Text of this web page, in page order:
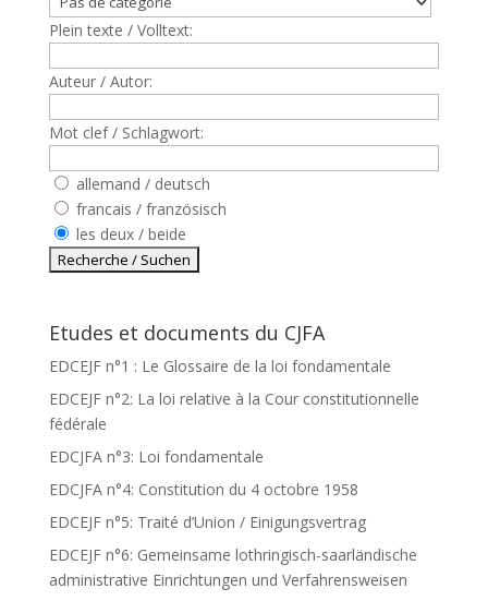
Plein texte / Volltext:
Auteur / Autor:
Mot clef / Schlagwort:
allemand / deutsch
francais / französisch
les deux / beide
Etudes et documents du CJFA
EDCEJF n°1 : Le Glossaire de la loi fondamentale
EDCEJF n°2: La loi relative à la Cour constitutionnelle
fédérale
EDCJFA n°3: Loi fondamentale
EDCJFA n°4: Constitution du 4 octobre 1958
EDCEJF n°5: Traité d’Union / Einigungsvertrag
EDCEJF n°6: Gemeinsame lothringisch-saarländische
administrative Einrichtungen und Verfahrensweisen